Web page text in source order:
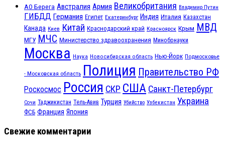
АО Берега Австралия Армия Великобритания Владимир Путин
ГИБДД Германия Египет Екатеринбург Индия Италия Казахстан
Канада Киев Китай Краснодарский край Красноярск Крым МВД
МГУ МЧС Министерство здравоохранения Минобрнауки
Москва Наука Новосибирская область Нью-Йорк Подмосковье
- Московская область Полиция Правительство РФ
Роскосмос Россия СКР США Санкт-Петербург
Сочи Таджикистан Тель-Авив Турция Убийство Узбекистан Украина
ФСБ Франция Япония
Свежие комментарии